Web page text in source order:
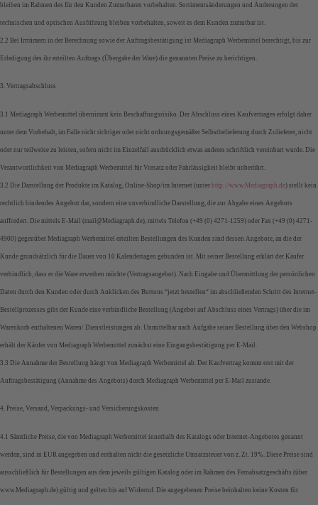
bleiben im Rahmen des für den Kunden Zumutbaren vorbehalten. Sortimentsänderungen und Änderungen der
technischen und optischen Ausführung bleiben vorbehalten, soweit es dem Kunden zumutbar ist.
2.2 Bei Irrtümern in der Berechnung sowie der Auftragsbestätigung ist Mediagraph Werbemittel berechtigt, bis zur
Erledigung des ihr erteilten Auftrags (Übergabe der Ware) die genannten Preise zu berichtigen.
3. Vertragsabschluss
3.1 Mediagraph Werbemittel übernimmt kein Beschaffungsrisiko. Der Abschluss eines Kaufvertrages erfolgt daher
unter dem Vorbehalt, im Falle nicht richtiger oder nicht ordnungsgemäßer Selbstbelieferung durch Zulieferer, nicht
oder nur teilweise zu leisten, sofern nicht im Einzelfall ausdrücklich etwas anderes schriftlich vereinbart wurde. Die
Verantwortlichkeit von Mediagraph Werbemittel für Vorsatz oder Fahrlässigkeit bleibt unberührt.
3.2 Die Darstellung der Produkte im Katalog, Online-Shop/im Internet (unter http://www.Mediagraph.de) stellt kein
rechtlich bindendes Angebot dar, sondern eine unverbindliche Darstellung, die zur Abgabe eines Angebots
auffordert. Die mittels E-Mail (mail@Mediagraph.de), mittels Telefon (+49 (0) 4271-1259) oder Fax (+49 (0) 4271-
4900) gegenüber Mediagraph Werbemittel erteilten Bestellungen des Kunden sind dessen Angebote, an die der
Kunde grundsätzlich für die Dauer von 10 Kalendertagen gebunden ist. Mit seiner Bestellung erklärt der Käufer
verbindlich, dass er die Ware erwerben möchte (Vertragsangebot). Nach Eingabe und Übermittlung der persönlichen
Daten durch den Kunden oder durch Anklicken des Buttons “jetzt bestellen“ im abschließenden Schritt des Internet-
Bestellprozesses gibt der Kunde eine verbindliche Bestellung (Angebot auf Abschluss eines Vertrags) über die im
Warenkorb enthaltenen Waren/ Dienstleistungen ab. Unmittelbar nach Aufgabe seiner Bestellung über den Webshop
erhält der Käufer von Mediagraph Werbemittel zunächst eine Eingangsbestätigung per E-Mail.
3.3 Die Annahme der Bestellung hängt von Mediagraph Werbemittel ab. Der Kaufvertrag kommt erst mit der
Auftragsbestätigung (Annahme des Angebots) durch Mediagraph Werbemittel per E-Mail zustande.
4. Preise, Versand, Verpackungs- und Versicherungskosten
4.1 Sämtliche Preise, die von Mediagraph Werbemittel innerhalb des Katalogs oder Internet-Angebotes genannt
werden, sind in EUR angegeben und enthalten nicht die gesetzliche Umsatzsteuer von z. Zt. 19%. Diese Preise sind
ausschließlich für Bestellungen aus dem jeweils gültigen Katalog oder im Rahmen des Fernabsatzgeschäfts (über
www.Mediagraph.de) gültig und gelten bis auf Widerruf. Die angegebenen Preise beinhalten keine Kosten für